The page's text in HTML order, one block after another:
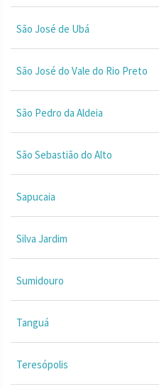
São José de Ubá
São José do Vale do Rio Preto
São Pedro da Aldeia
São Sebastião do Alto
Sapucaia
Silva Jardim
Sumidouro
Tanguá
Teresópolis